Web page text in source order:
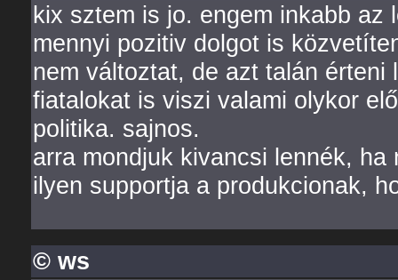
kix sztem is jo. engem inkabb az
mennyi pozitiv dolgot is
nem változtat, de azt talán
fiatalokat is viszi valami olykor
politika. sajnos.
arra mondjuk kivancsi lennék,
ilyen supportja a produkcionak,
© ws